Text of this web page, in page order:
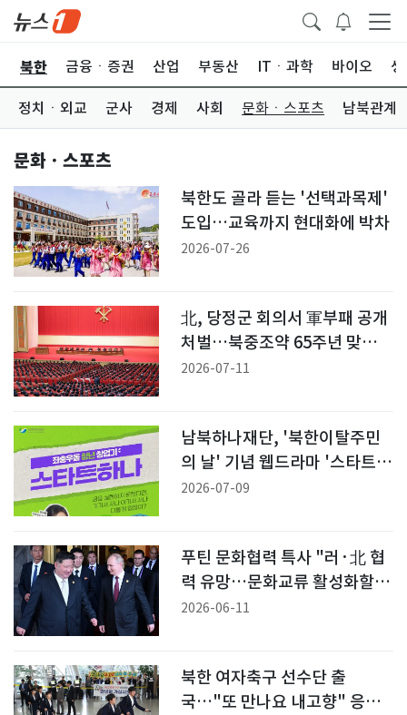
북한 금융ㆍ증권 산업 부동산 ITㆍ과학 바이오
정치ㆍ외교 군사 경제 사회 문화ㆍ스포츠 남북관계
문화ㆍ스포츠
북한도 골라 듣는 '선택과목제'
도입…교육까지 현대화에 박차
2026-07-26
北, 당정군 회의서 軍부패 공개
처벌…북중조약 65주년 맞아
밀착 과시
2026-07-11
남북하나재단, '북한이탈주민
의 날' 기념 웹드라마 '스타트하
나' 공개
2026-07-09
푸틴 문화협력 특사 "러·北 협
력 유망…문화교류 활성화할
것"
2026-06-11
북한 여자축구 선수단 출
국…"또 만나요 내고향" 응원